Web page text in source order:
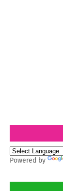
Powered by